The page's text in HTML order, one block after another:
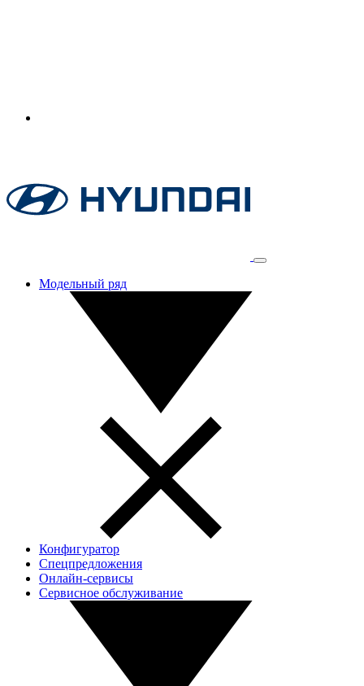
Модельный ряд
Конфигуратор
Спецпредложения
Онлайн-сервисы
Сервисное обслуживание